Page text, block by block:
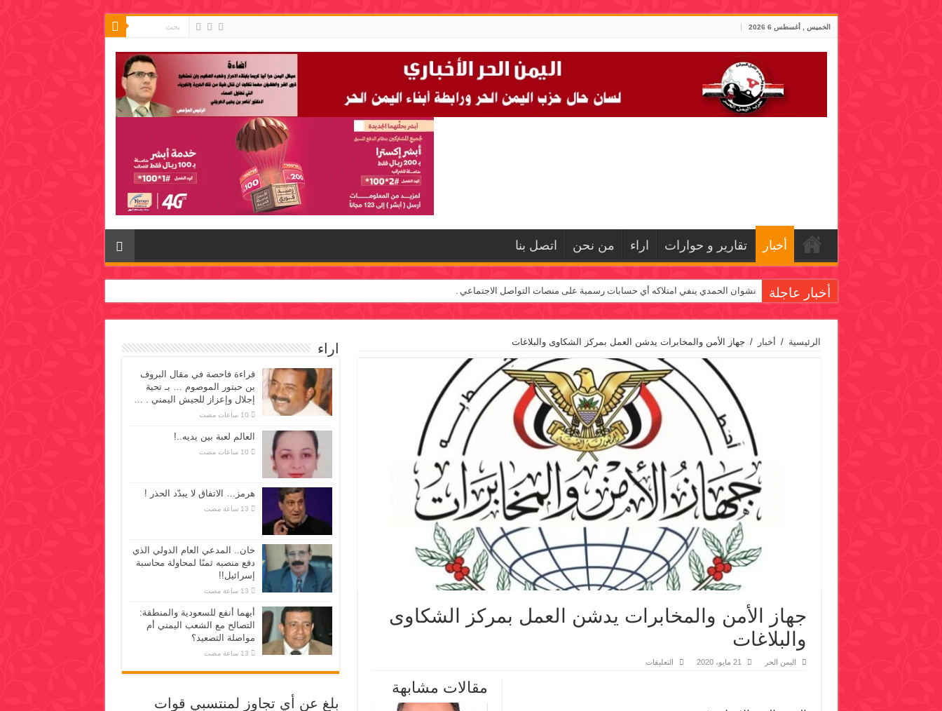
الخميس , أغسطس 6 2026
أخبار تقارير و حوارات اراء من نحن اتصل بنا
أخبار عاجلة نشوان الحمدي ينفي امتلاكه أي حسابات رسمية على منصات التواصل الاجتماعي .
الرئيسية / أخبار / جهاز الأمن والمخابرات يدشن العمل بمركز الشكاوى والبلاغات
جهاز الأمن والمخابرات يدشن العمل بمركز الشكاوى
والبلاغات
اليمن الحر 21 مايو، 2020 التعليقات
مقالات مشابهة
اراء
قراءة فاحصة في مقال البروف
بن حبتور الموصوم … بـ تحية
إجلال وإعزاز للجيش اليمني . …
العالم لعبة بين يديه..!
هرمز… الاتفاق لا يبدّد الحذر !
خان.. المدعي العام الدولي الذي
دفع منصبه ثمنًا لمحاولة محاسبة
إسرائيل!!
أيهما أنفع للسعودية والمنطقة:
التصالح مع الشعب اليمني أم
مواصلة التصعيد؟
بلغ عن أي تجاوز لمنتسبي قوات